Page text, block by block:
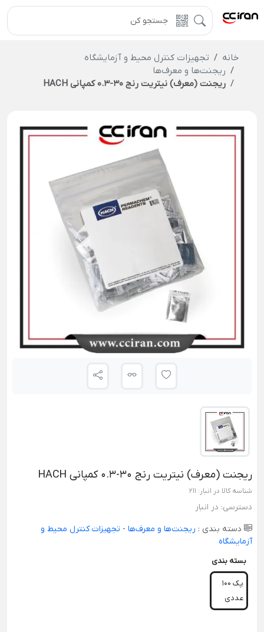
خانه
تجهیزات کنترل محیط و آزمایشگاه
ریجنت‌ها و معرف‌ها
ریجنت (معرف) نیتریت رنج 30-0.3 کمپانی HACH
ریجنت (معرف) نیتریت رنج 30-0.3 کمپانی HACH
شناسه کالا در انبار: 211
دسترسی: در انبار
دسته بندی : ریجنت‌ها و معرف‌ها - تجهیزات کنترل محیط و
آزمایشگاه
بسته بندی
پک 100
عددی